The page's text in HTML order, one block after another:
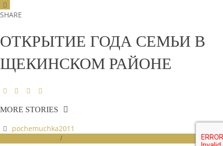
SHARE
ОТКРЫТИЕ ГОДА СЕМЬИ В
ЩЕКИНСКОМ РАЙОНЕ
MORE STORIES
pochemuchka2011
/